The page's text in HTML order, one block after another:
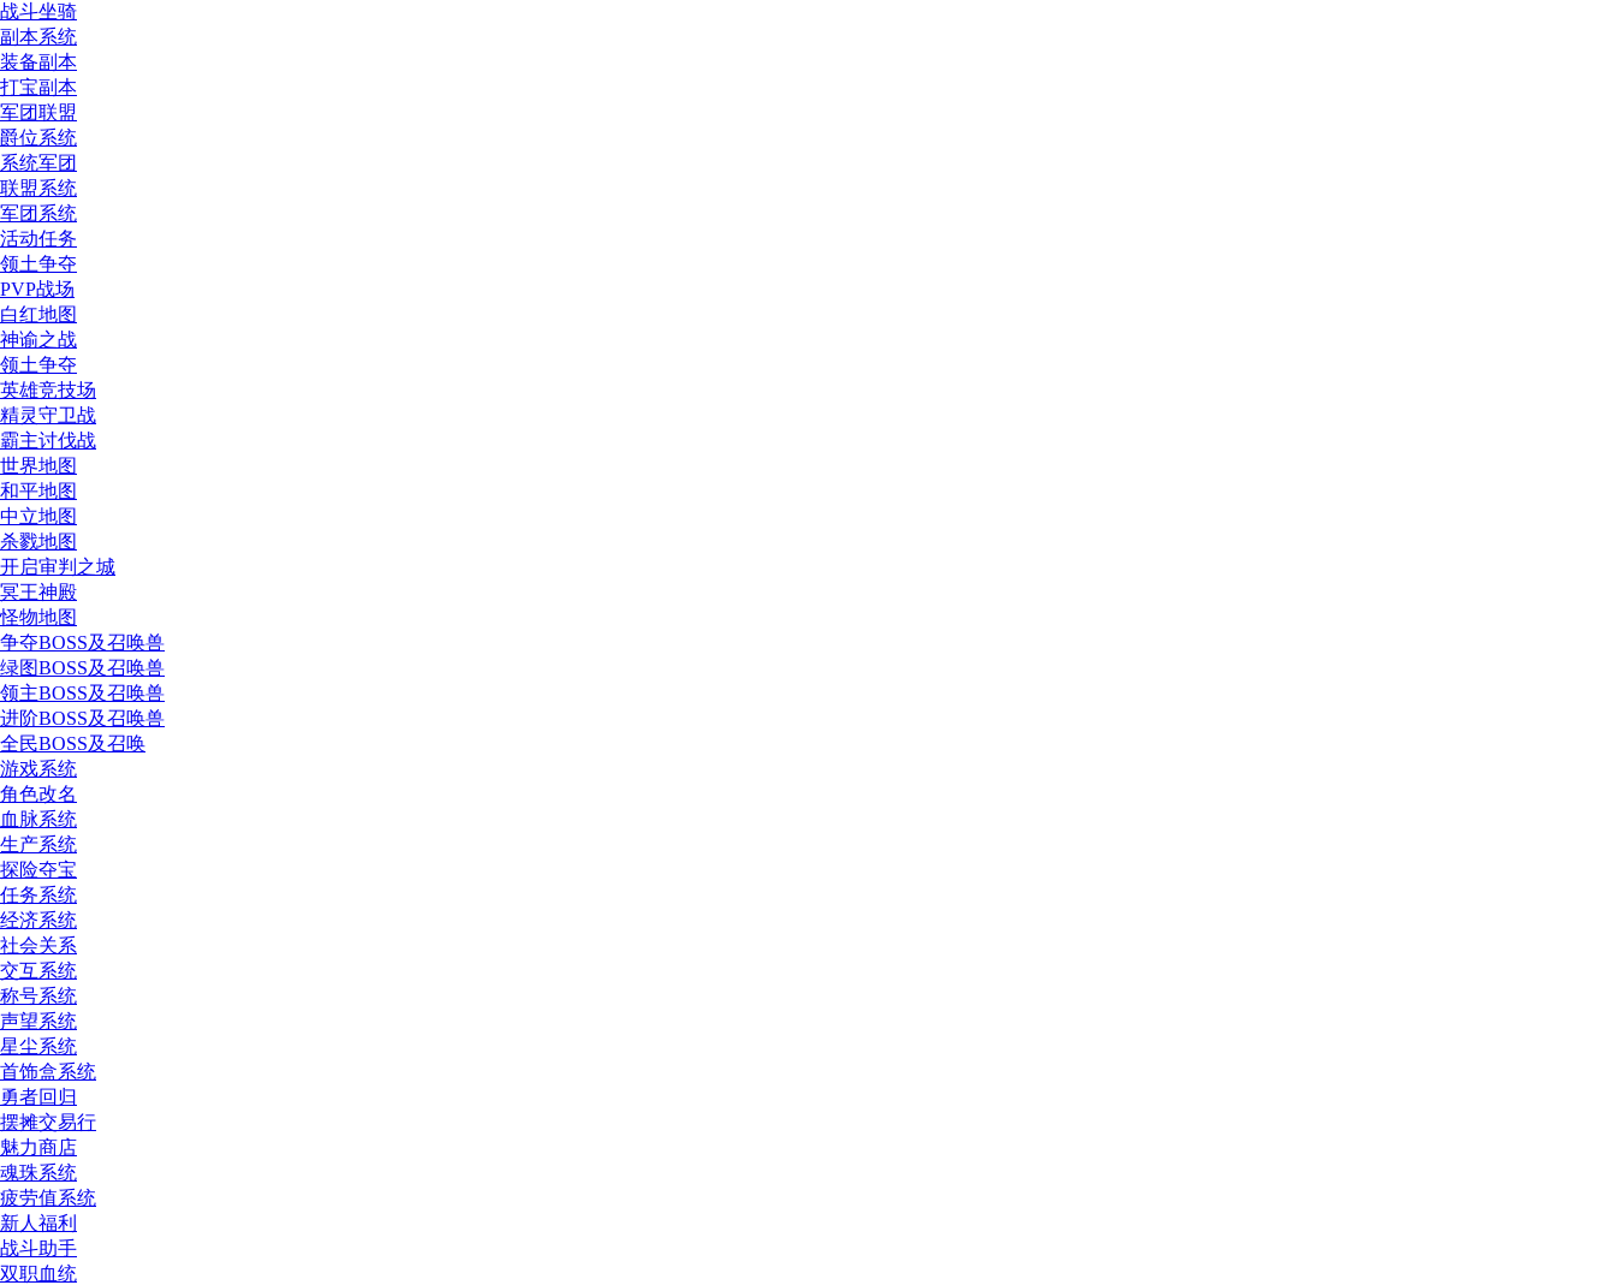
战斗坐骑
副本系统
装备副本
打宝副本
军团联盟
爵位系统
系统军团
联盟系统
军团系统
活动任务
领土争夺
PVP战场
白红地图
神谕之战
领土争夺
英雄竞技场
精灵守卫战
霸主讨伐战
世界地图
和平地图
中立地图
杀戮地图
开启审判之城
冥王神殿
怪物地图
争夺BOSS及召唤兽
绿图BOSS及召唤兽
领主BOSS及召唤兽
进阶BOSS及召唤兽
全民BOSS及召唤
游戏系统
角色改名
血脉系统
生产系统
探险夺宝
任务系统
经济系统
社会关系
交互系统
称号系统
声望系统
星尘系统
首饰盒系统
勇者回归
摆摊交易行
魅力商店
魂珠系统
疲劳值系统
新人福利
战斗助手
双职血统